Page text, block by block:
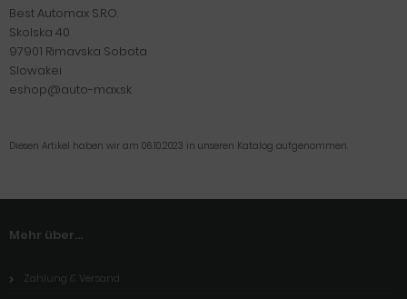
Best Automax S.R.O.
Skolska 40
97901 Rimavska Sobota
Slowakei
eshop@auto-max.sk
Diesen Artikel haben wir am 06.10.2023 in unseren Katalog aufgenommen.
Mehr über...
Zahlung & Versand